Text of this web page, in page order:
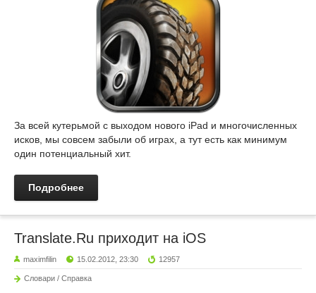
За всей кутерьмой с выходом нового iPad и многочисленных
исков, мы совсем забыли об играх, а тут есть как минимум
один потенциальный хит.
Подробнее
Translate.Ru приходит на iOS
maximfilin 15.02.2012, 23:30 12957
Словари / Справка